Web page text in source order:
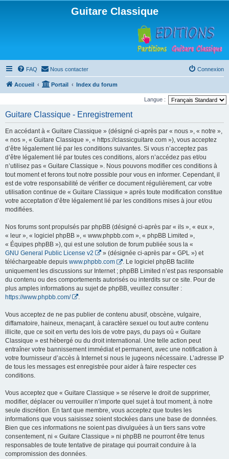
Guitare Classique
FAQ Nous contacter Connexion
Accueil Portail Index du forum
Langue :
Guitare Classique - Enregistrement
En accédant à « Guitare Classique » (désigné ci-après par « nous », « notre »,
« nos », « Guitare Classique », « https://classicguitare.com »), vous acceptez
d’être légalement lié par les conditions suivantes. Si vous n’acceptez pas
d’être légalement lié par toutes ces conditions, alors n’accédez pas et/ou
n’utilisez pas « Guitare Classique ». Nous pouvons modifier ces conditions à
tout moment et ferons tout notre possible pour vous en informer. Cependant, il
est de votre responsabilité de vérifier ce document régulièrement, car votre
utilisation continue de « Guitare Classique » après toute modification constitue
votre acceptation d’être légalement lié par les conditions mises à jour et/ou
modifiées.
Nos forums sont propulsés par phpBB (désigné ci-après par « ils », « eux »,
« leur », « logiciel phpBB », « www.phpbb.com », « phpBB Limited »,
« Équipes phpBB »), qui est une solution de forum publiée sous la «
GNU General Public License v2
» (désignée ci-après par « GPL ») et
téléchargeable depuis www.phpbb.com
. Le logiciel phpBB facilite
uniquement les discussions sur Internet ; phpBB Limited n’est pas responsable
du contenu ou des comportements autorisés ou interdits sur ce site. Pour de
plus amples informations au sujet de phpBB, veuillez consulter :
https://www.phpbb.com/
Vous acceptez de ne pas publier de contenu abusif, obscène, vulgaire,
diffamatoire, haineux, menaçant, à caractère sexuel ou tout autre contenu
illicite, que ce soit en vertu des lois de votre pays, du pays où « Guitare
Classique » est hébergé ou du droit international. Une telle action peut
entraîner votre bannissement immédiat et permanent, avec une notification à
votre fournisseur d’accès à Internet si nous le jugeons nécessaire. L’adresse IP
de tous les messages est enregistrée pour aider à faire respecter ces
conditions.
Vous acceptez que « Guitare Classique » se réserve le droit de supprimer,
modifier, déplacer ou verrouiller n’importe quel sujet à tout moment, à notre
seule discrétion. En tant que membre, vous acceptez que toutes les
informations que vous saisissez soient stockées dans une base de données.
Bien que ces informations ne soient pas divulguées à un tiers sans votre
consentement, ni « Guitare Classique » ni phpBB ne pourront être tenus
responsables de toute tentative de piratage qui pourrait conduire à la
compromission des données.